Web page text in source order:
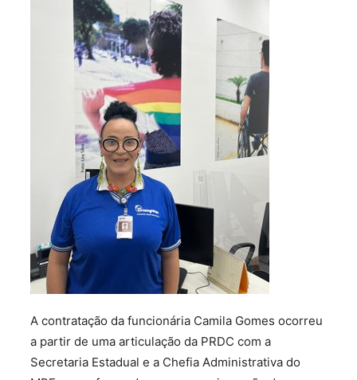
A contratação da funcionária Camila Gomes ocorreu
a partir de uma articulação da PRDC com a
Secretaria Estadual e a Chefia Administrativa do